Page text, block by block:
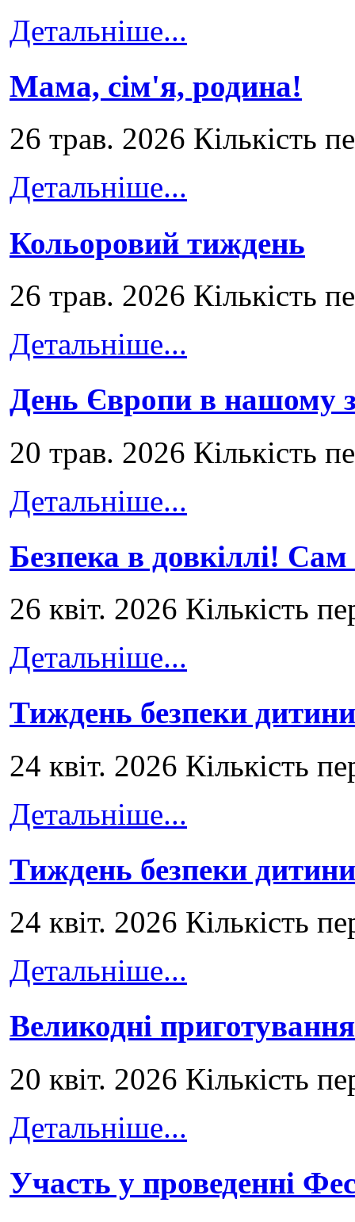
Детальніше...
Мама, сім'я, родина!
26 трав. 2026 Кількість
Детальніше...
Кольоровий тиждень
26 трав. 2026 Кількість
Детальніше...
День Європи в нашому
20 трав. 2026 Кількість
Детальніше...
Безпека в довкіллі!
26 квіт. 2026 Кількість
Детальніше...
Тиждень безпеки
24 квіт. 2026 Кількість
Детальніше...
Тиждень безпеки
24 квіт. 2026 Кількість
Детальніше...
Великодні приготування
20 квіт. 2026 Кількість
Детальніше...
Участь у проведенні